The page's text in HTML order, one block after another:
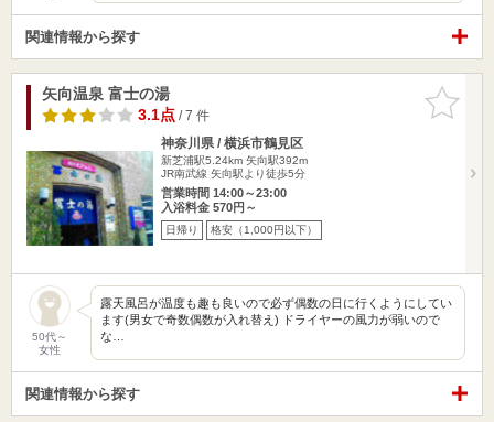
関連情報から探す
お気に入
りに追加
矢向温泉 富士の湯
3.1点/ 7 件
神奈川県 / 横浜市鶴見区
新芝浦駅5.24km 矢向駅392m
JR南武線 矢向駅より徒歩5分
営業時間 14:00～23:00
入浴料金 570円～
日帰り 格安（1,000円以下）
50代～
女性
露天風呂が温度も趣も良いので必ず偶数の日に行くようにしてい
ます(男女で奇数偶数が入れ替え) ドライヤーの風力が弱いので
な…
関連情報から探す